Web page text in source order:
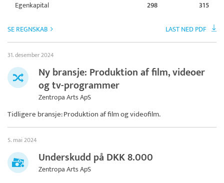
Egenkapital 298 315
SE REGNSKAB LAST NED PDF
31. desember 2024
Ny bransje: Produktion af film, videoer
og tv-programmer
Zentropa Arts ApS
Tidligere bransje: Produktion af film og videofilm.
5. mai 2024
Underskudd på DKK 8.000
Zentropa Arts ApS